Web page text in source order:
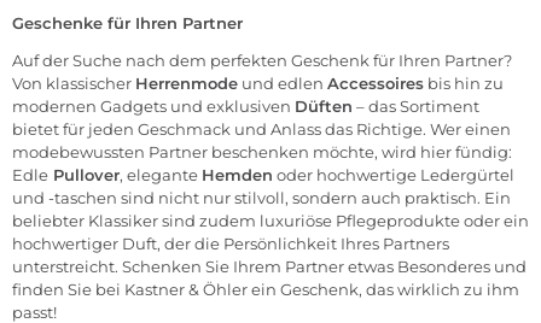
Geschenke für Ihren Partner
Auf der Suche nach dem perfekten Geschenk für Ihren Partner?
Von klassischer Herrenmode und edlen Accessoires bis hin zu
modernen Gadgets und exklusiven Düften – das Sortiment
bietet für jeden Geschmack und Anlass das Richtige. Wer einen
modebewussten Partner beschenken möchte, wird hier fündig:
Edle Pullover, elegante Hemden oder hochwertige Ledergürtel
und -taschen sind nicht nur stilvoll, sondern auch praktisch. Ein
beliebter Klassiker sind zudem luxuriöse Pflegeprodukte oder ein
hochwertiger Duft, der die Persönlichkeit Ihres Partners
unterstreicht. Schenken Sie Ihrem Partner etwas Besonderes und
finden Sie bei Kastner & Öhler ein Geschenk, das wirklich zu ihm
passt!